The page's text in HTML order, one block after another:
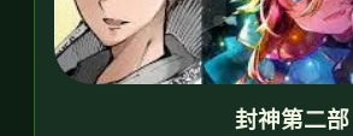
封神第二部